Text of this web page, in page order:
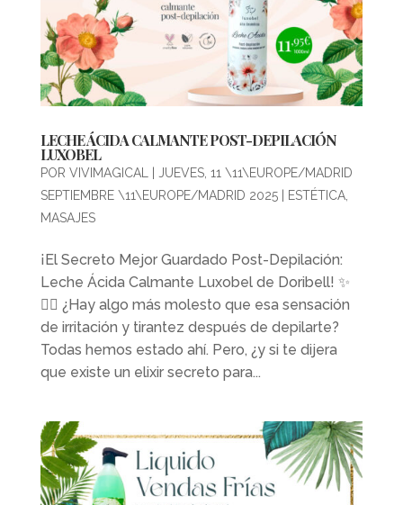
LECHE ÁCIDA CALMANTE POST-DEPILACIÓN
LUXOBEL
POR VIVIMAGICAL
JUEVES, 11 \11\EUROPE/MADRID
SEPTIEMBRE \11\EUROPE/MADRID 2025| ESTÉTICA,
MASAJES
¡El Secreto Mejor Guardado Post-Depilación:
Leche Ácida Calmante Luxobel de Doribell! ✨
💆‍♀️ ¿Hay algo más molesto que esa sensación
de irritación y tirantez después de depilarte?
Todas hemos estado ahí. Pero, ¿y si te dijera
que existe un elixir secreto para...